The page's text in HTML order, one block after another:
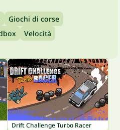
Giochi di corse
Velocità
Drift Challenge Turbo Racer